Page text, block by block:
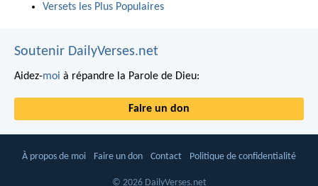
Versets les Plus Populaires
Soutenir DailyVerses.net
Aidez-moi à répandre la Parole de Dieu:
Faire un don
À propos de moi Faire un don Contact Politique de confidentialité
© 2026 DailyVerses.net